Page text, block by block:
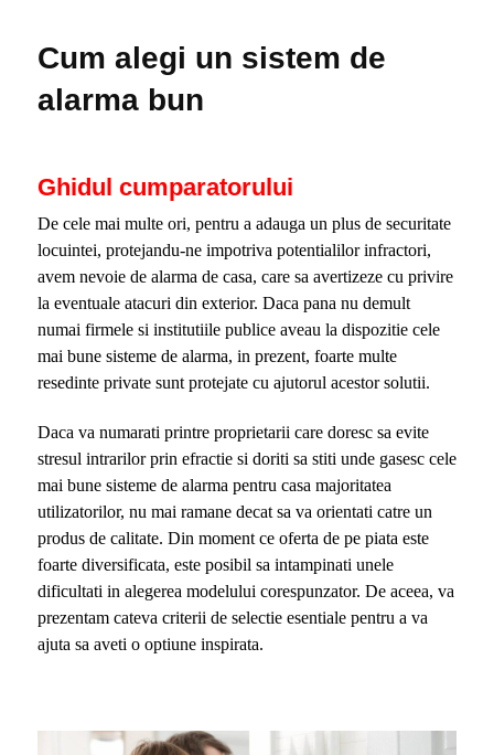
Cum alegi un sistem de
alarma bun
Ghidul cumparatorului
De cele mai multe ori, pentru a adauga un plus de securitate
locuintei, protejandu-ne impotriva potentialilor infractori,
avem nevoie de alarma de casa, care sa avertizeze cu privire
la eventuale atacuri din exterior. Daca pana nu demult
numai firmele si institutiile publice aveau la dispozitie cele
mai bune sisteme de alarma, in prezent, foarte multe
resedinte private sunt protejate cu ajutorul acestor solutii.
Daca va numarati printre proprietarii care doresc sa evite
stresul intrarilor prin efractie si doriti sa stiti unde gasesc cele
mai bune sisteme de alarma pentru casa majoritatea
utilizatorilor, nu mai ramane decat sa va orientati catre un
produs de calitate. Din moment ce oferta de pe piata este
foarte diversificata, este posibil sa intampinati unele
dificultati in alegerea modelului corespunzator. De aceea, va
prezentam cateva criterii de selectie esentiale pentru a va
ajuta sa aveti o optiune inspirata.